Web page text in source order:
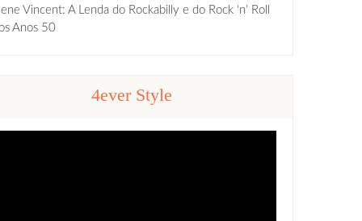
Vincent: A Lenda do Rockabilly e do Rock ‘n’ Roll
Anos 50
4ever Style